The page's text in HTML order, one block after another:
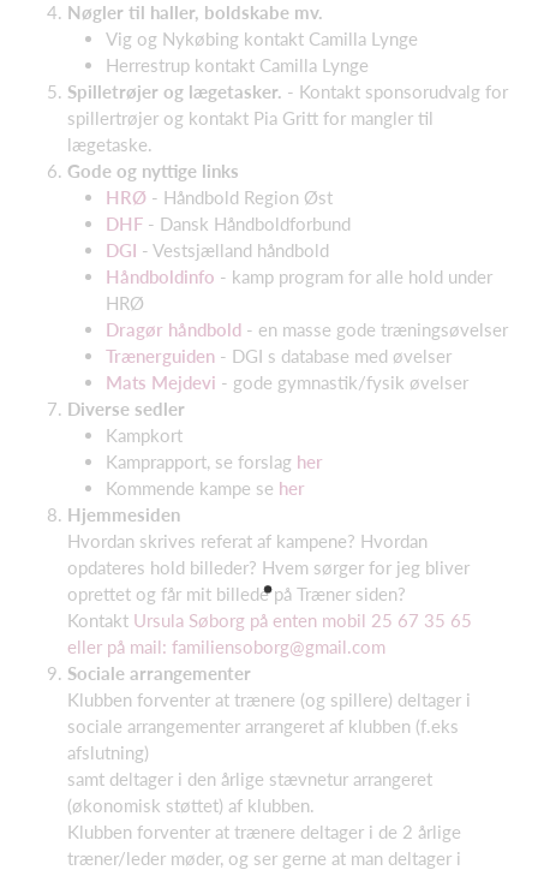
Nøgler til haller, boldskabe mv.
Vig og Nykøbing kontakt Camilla Lynge
Herrestrup kontakt Camilla Lynge
Spilletrøjer og lægetasker. - Kontakt sponsorudvalg for
spillertrøjer og kontakt Pia Gritt for mangler til
lægetaske.
Gode og nyttige links
HRØ - Håndbold Region Øst
DHF - Dansk Håndboldforbund
DGI - Vestsjælland håndbold
Håndboldinfo - kamp program for alle hold under
HRØ
Dragør håndbold - en masse gode træningsøvelser
Trænerguiden - DGI s database med øvelser
Mats Mejdevi - gode gymnastik/fysik øvelser
Diverse sedler
Kampkort
Kamprapport, se forslag her
Kommende kampe se her
Hjemmesiden
Hvordan skrives referat af kampene? Hvordan
opdateres hold billeder? Hvem sørger for jeg bliver
oprettet og får mit billede på Træner siden?
Kontakt Ursula Søborg på enten mobil 25 67 35 65
eller på mail: familiensoborg@gmail.com
Sociale arrangementer
Klubben forventer at trænere (og spillere) deltager i
sociale arrangementer arrangeret af klubben (f.eks
afslutning)
samt deltager i den årlige stævnetur arrangeret
(økonomisk støttet) af klubben.
Klubben forventer at trænere deltager i de 2 årlige
træner/leder møder, og ser gerne at man deltager i